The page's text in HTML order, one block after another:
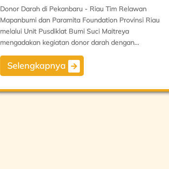
Donor Darah di Pekanbaru - Riau Tim Relawan
Mapanbumi dan Paramita Foundation Provinsi Riau
melalui Unit Pusdiklat Bumi Suci Maitreya
mengadakan kegiatan donor darah dengan…
Selengkapnya